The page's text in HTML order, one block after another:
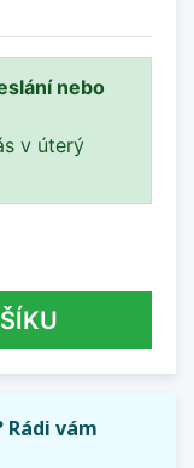
nebo
v úterý
Rádi vám